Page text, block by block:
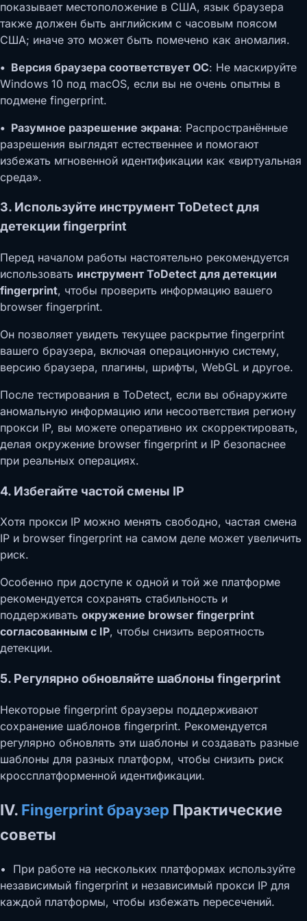
показывает местоположение в США, язык браузера
также должен быть английским с часовым поясом
США; иначе это может быть помечено как аномалия.
• Версия браузера соответствует ОС: Не маскируйте
Windows 10 под macOS, если вы не очень опытны в
подмене fingerprint.
• Разумное разрешение экрана: Распространённые
разрешения выглядят естественнее и помогают
избежать мгновенной идентификации как «виртуальная
среда».
3. Используйте инструмент ToDetect для
детекции fingerprint
Перед началом работы настоятельно рекомендуется
использовать инструмент ToDetect для детекции
fingerprint, чтобы проверить информацию вашего
browser fingerprint.
Он позволяет увидеть текущее раскрытие fingerprint
вашего браузера, включая операционную систему,
версию браузера, плагины, шрифты, WebGL и другое.
После тестирования в ToDetect, если вы обнаружите
аномальную информацию или несоответствия региону
прокси IP, вы можете оперативно их скорректировать,
делая окружение browser fingerprint и IP безопаснее
при реальных операциях.
4. Избегайте частой смены IP
Хотя прокси IP можно менять свободно, частая смена
IP и browser fingerprint на самом деле может увеличить
риск.
Особенно при доступе к одной и той же платформе
рекомендуется сохранять стабильность и
поддерживать окружение browser fingerprint
согласованным с IP, чтобы снизить вероятность
детекции.
5. Регулярно обновляйте шаблоны fingerprint
Некоторые fingerprint браузеры поддерживают
сохранение шаблонов fingerprint. Рекомендуется
регулярно обновлять эти шаблоны и создавать разные
шаблоны для разных платформ, чтобы снизить риск
кроссплатформенной идентификации.
IV. Fingerprint браузер Практические
советы
• При работе на нескольких платформах используйте
независимый fingerprint и независимый прокси IP для
каждой платформы, чтобы избежать пересечений.